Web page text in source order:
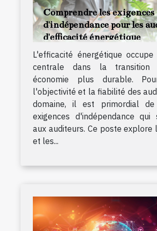
Comprendre les exigences
d'indépendance pour les
d'efficacité énergétique
L'efficacité énergétique
centrale dans la transition
économie plus durable.
l'objectivité et la fiabilité des
domaine, il est primordial
exigences d'indépendance qui
aux auditeurs. Ce poste explore
et les...